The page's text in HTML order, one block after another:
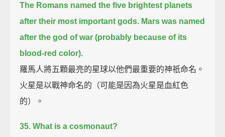
The Romans named the five brightest planets
after their most important gods. Mars was named
after the god of war (probably because of its
blood-red color).
羅馬人將五顆最亮的星球以他們最重要的神祇命名。
火星是以戰神命名的（可能是因為火星是血紅色
的）。
35. What is a cosmonaut?